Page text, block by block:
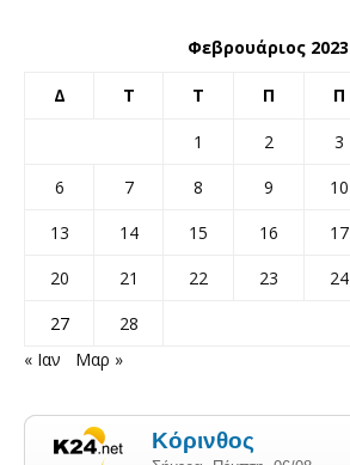
Φεβρουάριος 2023
Δ Τ Τ Π Π
1 2 3
6
7 8 9 10
13
14 15 16 17
20
21 22 23 24
27
28
« Ιαν
Μαρ »